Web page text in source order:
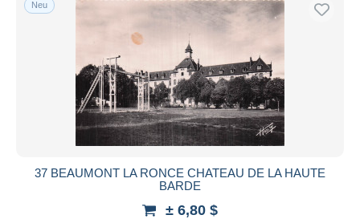
Kostenloser Versand
Zahlungsmethoden
PayPal
Banküberweisung
Visa
Mastercard
iDeal
Neu
37 BEAUMONT LA RONCE CHATEAU DE LA HAUTE
BARDE
± 6,80 $